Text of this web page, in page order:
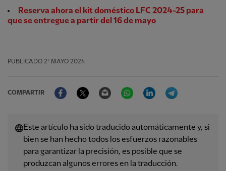
Reserva ahora el kit doméstico LFC 2024-25 para
que se entregue a partir del 16 de mayo
PUBLICADO 2º MAYO 2024
COMPARTIR
FacebookTwitter Email WhatsAppLinkedIn
Este artículo ha sido traducido automáticamente y, si
bien se han hecho todos los esfuerzos razonables
para garantizar la precisión, es posible que se
produzcan algunos errores en la traducción.